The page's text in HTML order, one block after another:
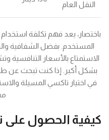
النقل العام
باختصار، يعد فهم تكلفة
المستخدم. بفضل الشفافية
الاستمتاع بالأسعار
بشكل أكبر. إذا كنت تبحث عن
في اختيار تاكسي المسيلة
كيفية الحصول